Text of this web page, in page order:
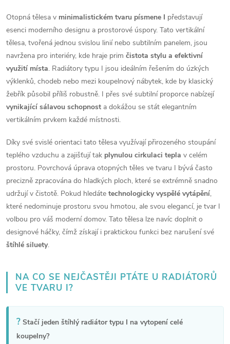
a
c
í
p
r
v
k
y
v
ý
p
i
u
k
o
v
á
n
í
Otopná tělesa v minimalistickém tvaru písmene I představují
esenci moderního designu a prostorové úspory. Tato vertikální
tělesa, tvořená jednou svislou linií nebo subtilním panelem, jsou
navržena pro interiéry, kde hraje prim čistota stylu a efektivní
využití místa. Radiátory typu I jsou ideálním řešením do úzkých
výklenků, chodeb nebo mezi koupelnový nábytek, kde by klasický
žebřík působil příliš robustně. I přes své subtilní proporce nabízejí
vynikající sálavou schopnost a dokážou se stát elegantním
vertikálním prvkem každé místnosti.
Díky své svislé orientaci tato tělesa využívají přirozeného stoupání
teplého vzduchu a zajišťují tak plynulou cirkulaci tepla v celém
prostoru. Povrchová úprava otopných těles ve tvaru I bývá často
precizně zpracována do hladkých ploch, které se extrémně snadno
udržují v čistotě. Pokud hledáte technologicky vyspělé vytápění,
které nedominuje prostoru svou hmotou, ale svou elegancí, je tvar I
volbou pro váš moderní domov. Tato tělesa lze navíc doplnit o
designové háčky, čímž získají i praktickou funkci bez narušení své
štíhlé siluety.
NA CO SE NEJČASTĚJI PTÁTE U RADIÁTORŮ
VE TVARU I?
? Stačí jeden štíhlý radiátor typu I na vytopení celé
koupelny?